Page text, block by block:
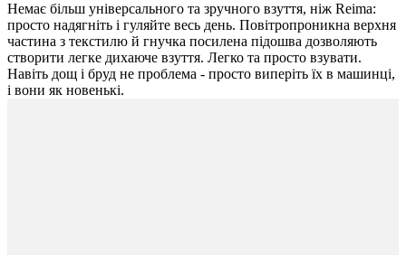
Немає більш універсального та зручного взуття, ніж Reima:
просто надягніть і гуляйте весь день. Повітропроникна верхня
частина з текстилю й гнучка посилена підошва дозволяють
створити легке дихаюче взуття. Легко та просто взувати.
Навіть дощ і бруд не проблема - просто виперіть їх в машинці,
і вони як новенькі.